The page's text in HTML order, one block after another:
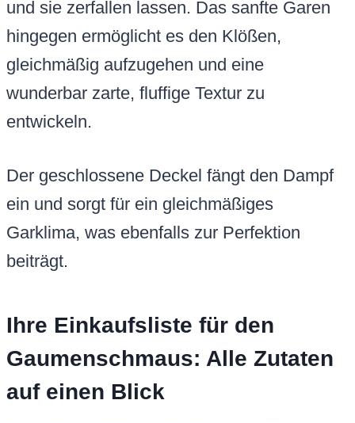
und sie zerfallen lassen. Das sanfte Garen
hingegen ermöglicht es den Klößen,
gleichmäßig aufzugehen und eine
wunderbar zarte, fluffige Textur zu
entwickeln.
Der geschlossene Deckel fängt den Dampf
ein und sorgt für ein gleichmäßiges
Garklima, was ebenfalls zur Perfektion
beiträgt.
Ihre Einkaufsliste für den
Gaumenschmaus: Alle Zutaten
auf einen Blick